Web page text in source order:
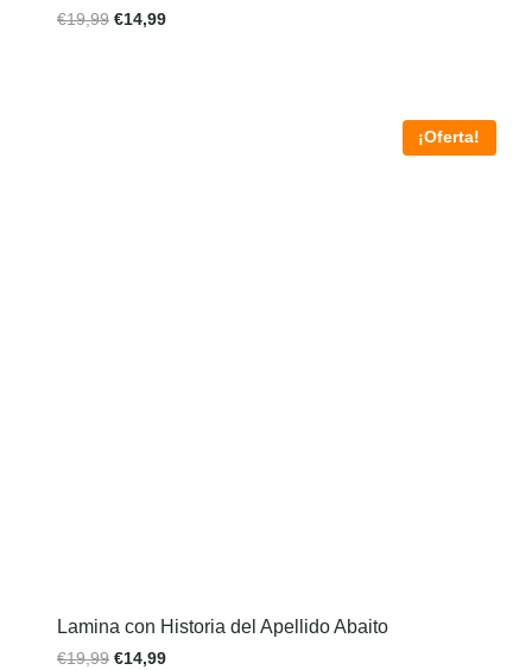
€19,99 €14,99
¡Oferta!
Lamina con Historia del Apellido Abaito
€19,99 €14,99